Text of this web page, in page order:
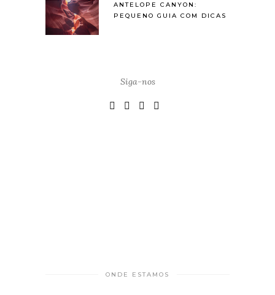
ANTELOPE CANYON:
PEQUENO GUIA COM DICAS
Siga-nos
ONDE ESTAMOS